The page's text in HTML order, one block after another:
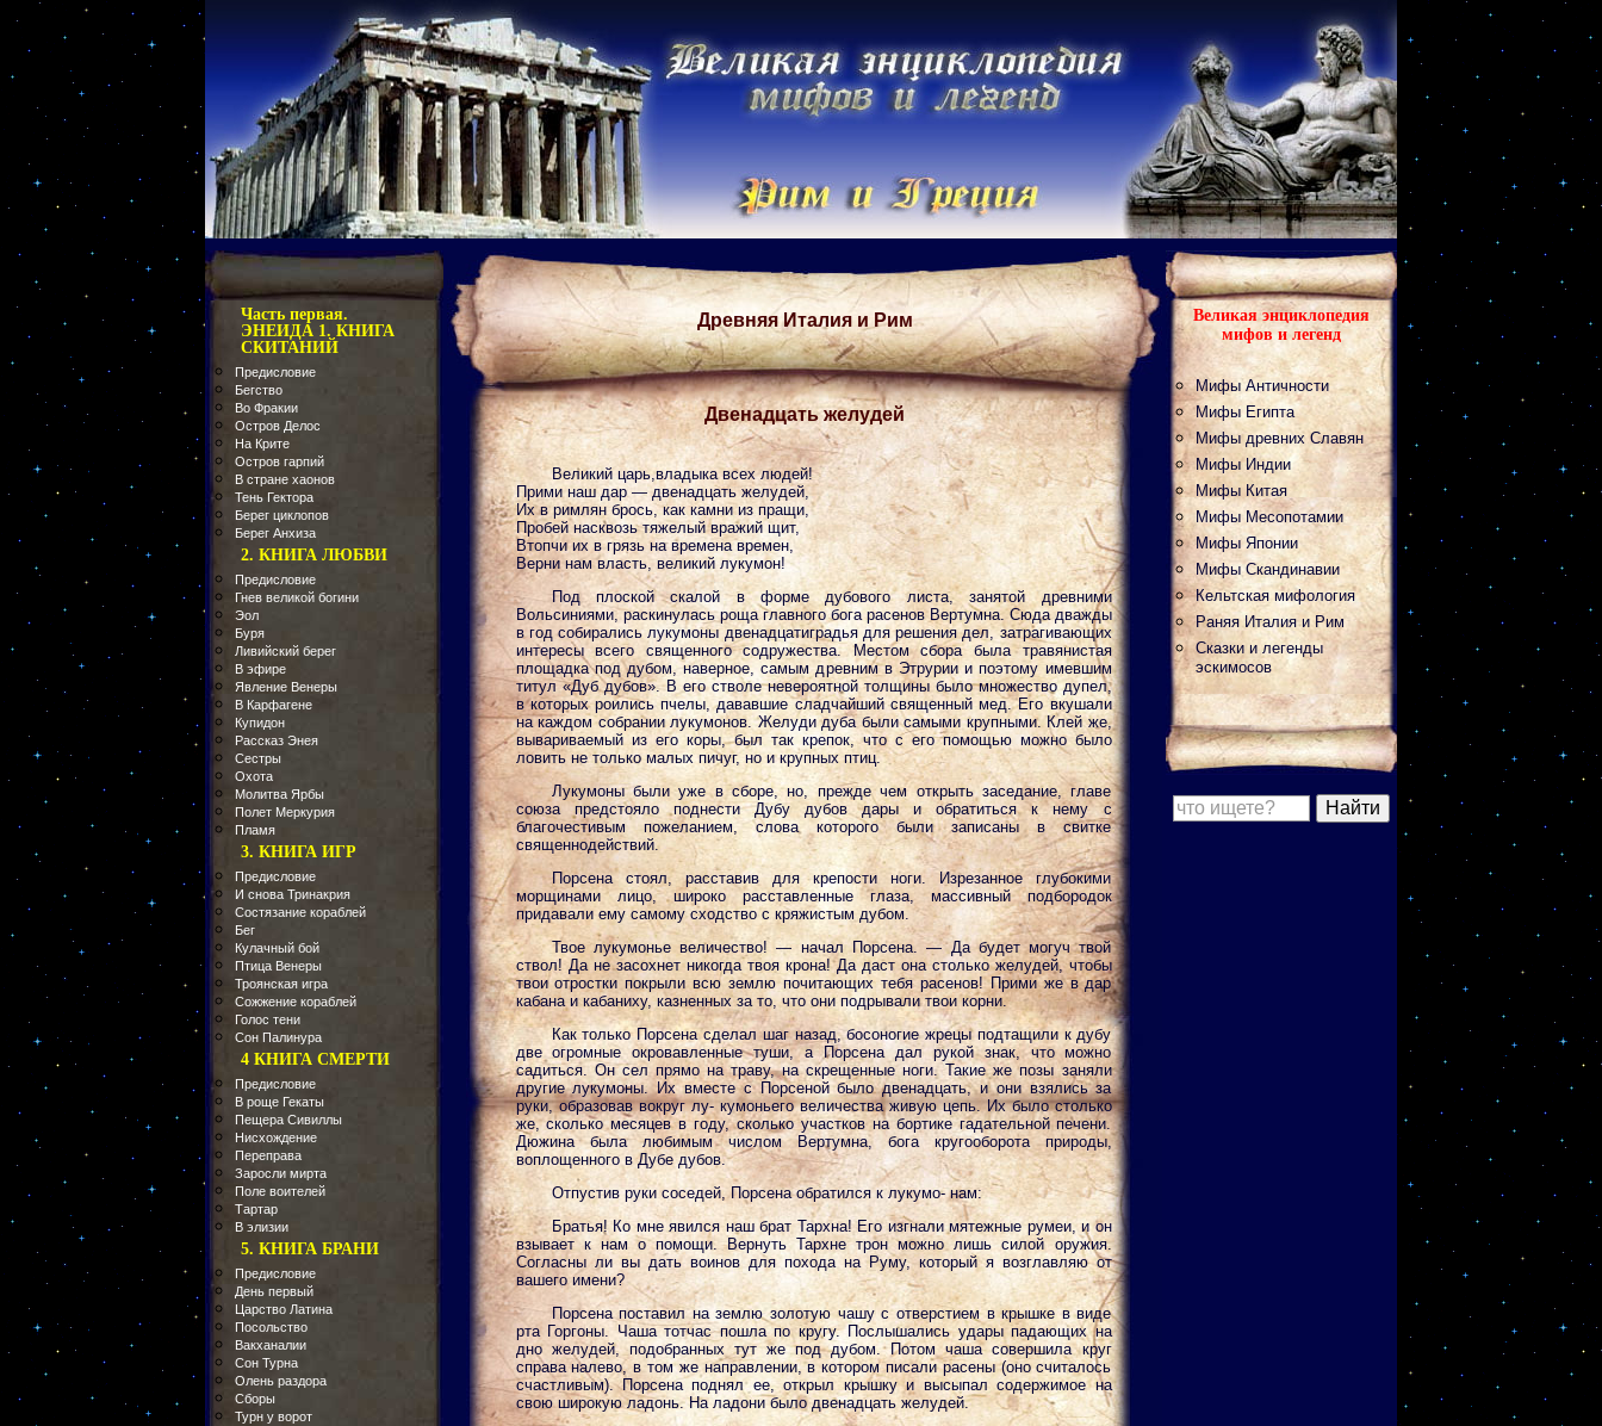
Часть первая.
ЭНЕИДА 1. КНИГА
СКИТАНИЙ
Предисловие
Бегство
Во Фракии
Остров Делос
На Крите
Остров гарпий
В стране хаонов
Тень Гектора
Берег циклопов
Берег Анхиза
2. КНИГА ЛЮБВИ
Предисловие
Гнев великой богини
Эол
Буря
Ливийский берег
В эфире
Явление Венеры
В Карфагене
Купидон
Рассказ Энея
Сестры
Охота
Молитва Ярбы
Полет Меркурия
Пламя
3. КНИГА ИГР
Предисловие
И снова Тринакрия
Состязание кораблей
Бег
Кулачный бой
Птица Венеры
Троянская игра
Сожжение кораблей
Голос тени
Сон Палинура
4 КНИГА СМЕРТИ
Предисловие
В роще Гекаты
Пещера Сивиллы
Нисхождение
Переправа
Заросли мирта
Поле воителей
Тартар
В элизии
5. КНИГА БРАНИ
Предисловие
День первый
Царство Латина
Посольство
Вакханалии
Сон Турна
Олень раздора
Сборы
Турн у ворот
Древняя Италия и Рим
Двенадцать желудей
Великий царь,владыка всех людей!
Прими наш дap — двенадцать желудей,
Их в римлян брось, как камни из пращи,
Пробей насквозь тяжелый вражий щит,
Втопчи их в грязь на времена времен,
Верни нам власть, великий лукумон!
Под плоской скалой в форме дубового листа, занятой древними
Вольсиниями, раскинулась роща главного бога расенов Вертумна. Сюда дважды
в год собирались лукумоны двенадцатиградья для решения дел, затрагивающих
интересы всего священного содружества. Местом сбора была травянистая
площадка под дубом, наверное, самым древним в Этрурии и поэтому имевшим
титул «Дуб дубов». В его стволе невероятной толщины было множество дупел,
в которых роились пчелы, дававшие сладчайший священный мед. Его вкушали
на каждом собрании лукумонов. Желуди дуба были самыми крупными. Клей же,
вывариваемый из его коры, был так крепок, что с его помощью можно было
ловить не только малых пичуг, но и крупных птиц.
Лукумоны были уже в сборе, но, прежде чем открыть заседание, главе
союза предстояло поднести Дубу дубов дары и обратиться к нему с
благочестивым пожеланием, слова которого были записаны в свитке
священнодействий.
Порсена стоял, расставив для крепости ноги. Изрезанное глубокими
морщинами лицо, широко расставленные глаза, массивный подбородок
придавали ему самому сходство с кряжистым дубом.
Твое лукумонье величество! — начал Порсена. — Да будет могуч твой
ствол! Да не засохнет никогда твоя крона! Да даст она столько желудей, чтобы
твои отростки покрыли всю землю почитающих тебя расенов! Прими же в дар
кабана и кабаниху, казненных за то, что они подрывали твои корни.
Как только Порсена сделал шаг назад, босоногие жрецы подтащили к дубу
две огромные окровавленные туши, а Порсена дал рукой знак, что можно
садиться. Он сел прямо на траву, на скрещенные ноги. Такие же позы заняли
другие лукумоны. Их вместе с Порсеной было двенадцать, и они взялись за
руки, образовав вокруг лу- кумоньего величества живую цепь. Их было столько
же, сколько месяцев в году, сколько участков на бортике гадательной печени.
Дюжина была любимым числом Вертумна, бога кругооборота природы,
воплощенного в Дубе дубов.
Отпустив руки соседей, Порсена обратился к лукумо- нам:
Братья! Ко мне явился наш брат Тархна! Его изгнали мятежные румеи, и он
взывает к нам о помощи. Вернуть Тархне трон можно лишь силой оружия.
Согласны ли вы дать воинов для похода на Руму, который я возглавляю от
вашего имени?
Порсена поставил на землю золотую чашу с отверстием в крышке в виде
рта Горгоны. Чаша тотчас пошла по кругу. Послышались удары падающих на
дно желудей, подобранных тут же под дубом. Потом чаша совершила круг
справа налево, в том же направлении, в котором писали расены (оно считалось
счастливым). Порсена поднял ее, открыл крышку и высыпал содержимое на
свою широкую ладонь. На ладони было двенадцать желудей.
Великая энциклопедия
мифов и легенд
Мифы Античности
Мифы Египта
Мифы древних Славян
Мифы Индии
Мифы Китая
Мифы Месопотамии
Мифы Японии
Мифы Скандинавии
Кельтская мифология
Раняя Италия и Рим
Сказки и легенды
эскимосов